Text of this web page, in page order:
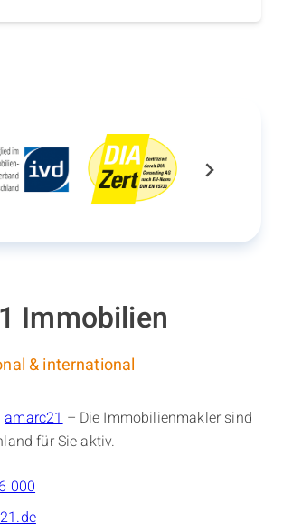
Immobilien
& international
amarc21– Die Immobilienmakler sind
für Sie aktiv.
000